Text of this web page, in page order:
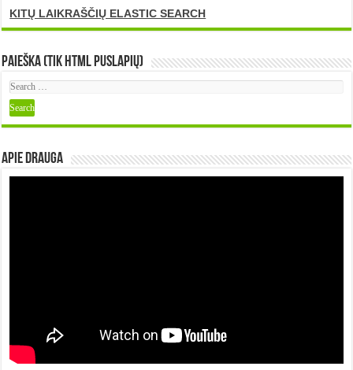
KITŲ LAIKRAŠČIŲ ELASTIC SEARCH
Paieška (tik HTML puslapių)
Apie DRAUGA